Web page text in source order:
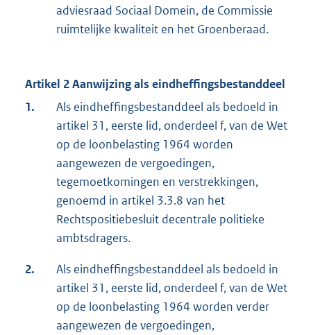
adviesraad Sociaal Domein, de Commissie
ruimtelijke kwaliteit en het Groenberaad.
Artikel 2 Aanwijzing als eindheffingsbestanddeel
1.
Als eindheffingsbestanddeel als bedoeld in
artikel 31, eerste lid, onderdeel f, van de Wet
op de loonbelasting 1964 worden
aangewezen de vergoedingen,
tegemoetkomingen en verstrekkingen,
genoemd in artikel 3.3.8 van het
Rechtspositiebesluit decentrale politieke
ambtsdragers.
2.
Als eindheffingsbestanddeel als bedoeld in
artikel 31, eerste lid, onderdeel f, van de Wet
op de loonbelasting 1964 worden verder
aangewezen de vergoedingen,